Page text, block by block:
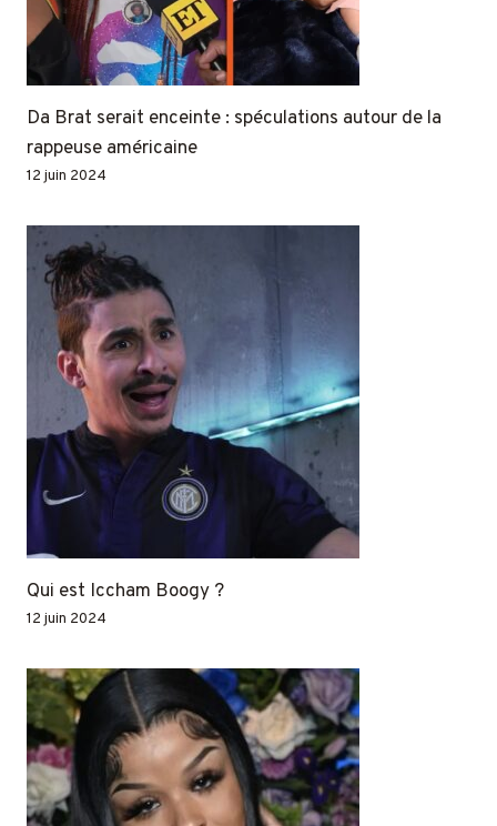
Da Brat serait enceinte : spéculations autour de la
rappeuse américaine
12 juin 2024
Qui est Iccham Boogy ?
12 juin 2024